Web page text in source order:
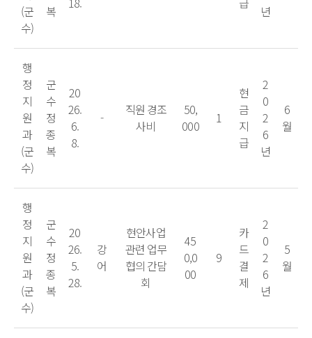
(군
수)
복
년
행
정
지
원
과
(군
수)
군
수
정
종
복
20
26.
6.
8.
-
직원 경조
사비
50,
000
1
현
금
지
급
2
0
2
6
년
6
월
행
정
지
원
과
(군
수)
군
수
정
종
복
20
26.
5.
28.
강
어
현안사업
관련 업무
협의 간담
회
45
0,0
00
9
카
드
결
제
2
0
2
6
년
5
월